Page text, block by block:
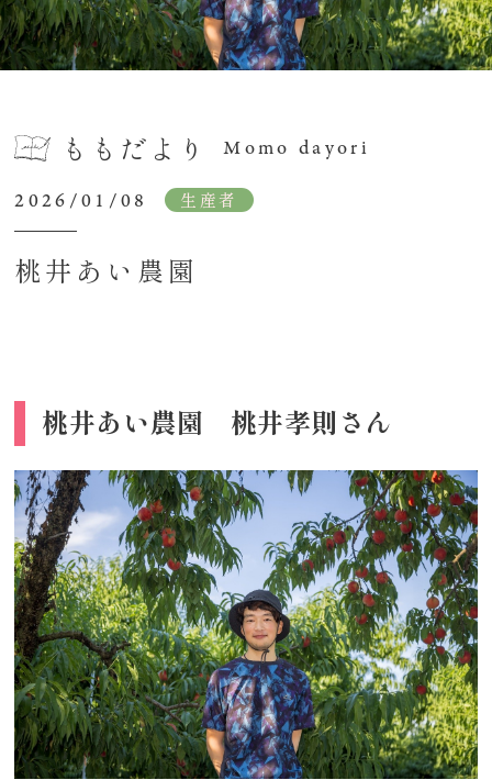
ももだより
Momo dayori
2026/01/08
生産者
桃井あい農園
桃井あい農園 桃井孝則さん